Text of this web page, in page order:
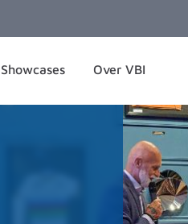
Showcases Over VBI